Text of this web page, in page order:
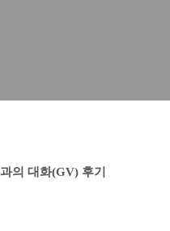
의 대화(GV) 후기